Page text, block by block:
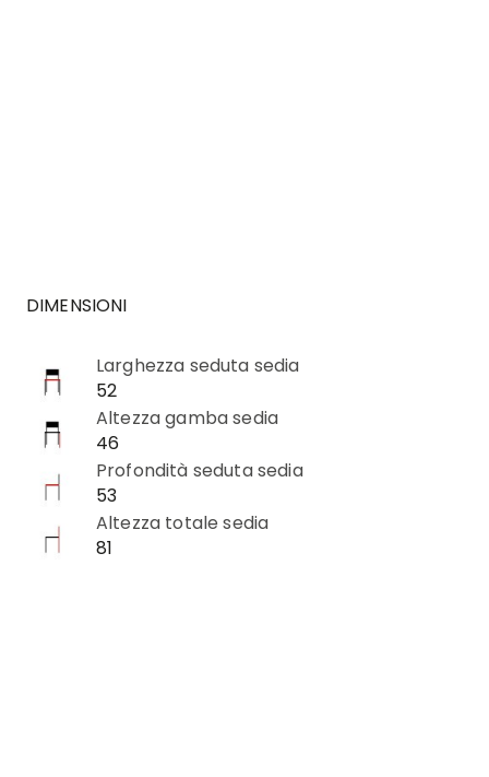
DIMENSIONI
Larghezza seduta sedia
52
Altezza gamba sedia
46
Profondità seduta sedia
53
Altezza totale sedia
81